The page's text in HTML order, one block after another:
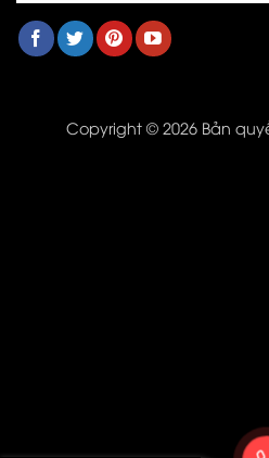
Copyright © 2026 Bản